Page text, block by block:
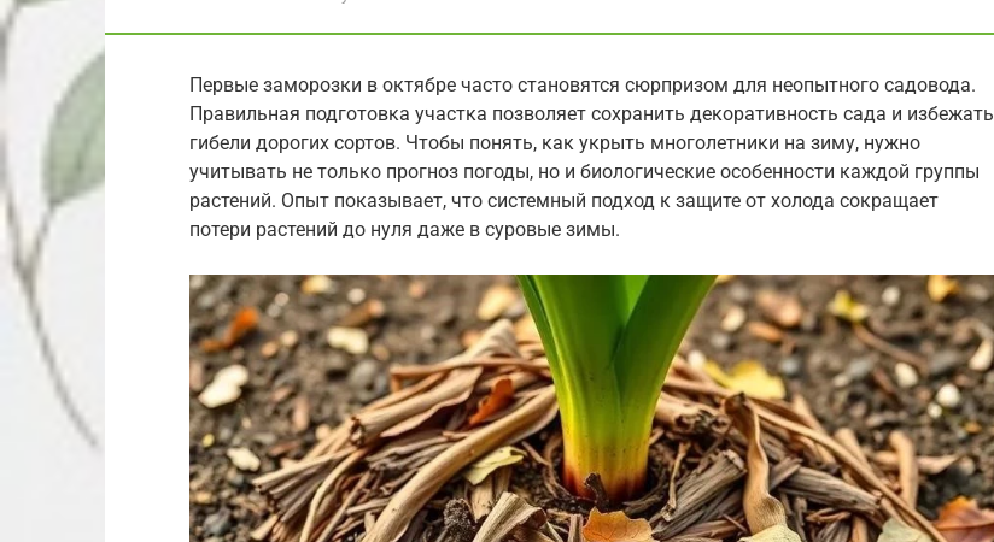
Первые заморозки в октябре часто становятся сюрпризом для неопытного садовода.
Правильная подготовка участка позволяет сохранить декоративность сада и избежать
гибели дорогих сортов. Чтобы понять, как укрыть многолетники на зиму, нужно
учитывать не только прогноз погоды, но и биологические особенности каждой группы
растений. Опыт показывает, что системный подход к защите от холода сокращает
потери растений до нуля даже в суровые зимы.